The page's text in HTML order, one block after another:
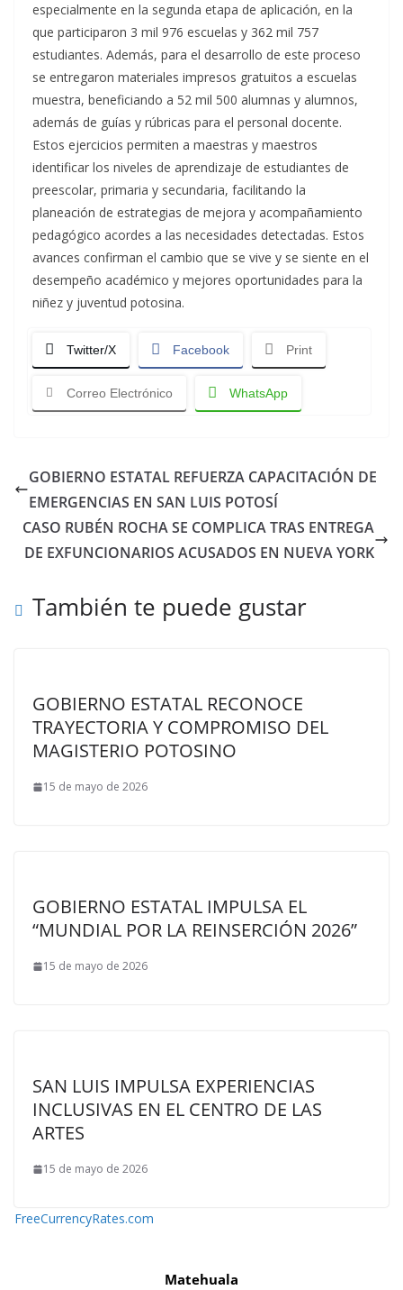
especialmente en la segunda etapa de aplicación, en la
que participaron 3 mil 976 escuelas y 362 mil 757
estudiantes. Además, para el desarrollo de este proceso
se entregaron materiales impresos gratuitos a escuelas
muestra, beneficiando a 52 mil 500 alumnas y alumnos,
además de guías y rúbricas para el personal docente.
Estos ejercicios permiten a maestras y maestros
identificar los niveles de aprendizaje de estudiantes de
preescolar, primaria y secundaria, facilitando la
planeación de estrategias de mejora y acompañamiento
pedagógico acordes a las necesidades detectadas. Estos
avances confirman el cambio que se vive y se siente en el
desempeño académico y mejores oportunidades para la
niñez y juventud potosina.
Twitter/X Facebook Print
Correo Electrónico WhatsApp
GOBIERNO ESTATAL REFUERZA CAPACITACIÓN DE
EMERGENCIAS EN SAN LUIS POTOSÍ
CASO RUBÉN ROCHA SE COMPLICA TRAS ENTREGA
DE EXFUNCIONARIOS ACUSADOS EN NUEVA YORK
También te puede gustar
GOBIERNO ESTATAL RECONOCE
TRAYECTORIA Y COMPROMISO DEL
MAGISTERIO POTOSINO
15 de mayo de 2026
GOBIERNO ESTATAL IMPULSA EL
“MUNDIAL POR LA REINSERCIÓN 2026”
15 de mayo de 2026
SAN LUIS IMPULSA EXPERIENCIAS
INCLUSIVAS EN EL CENTRO DE LAS
ARTES
15 de mayo de 2026
FreeCurrencyRates.com
Matehuala